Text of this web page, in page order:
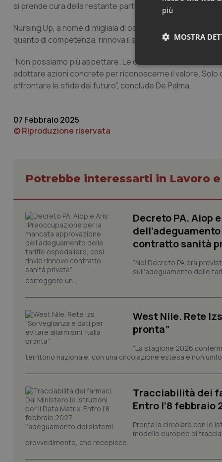
si prende cura della restante parte dei cittadini. Il
Nursing Up, a nome di migliaia di ostetriche, dando
quanto di competenza, rinnova il suo appello al Ministro
“Non possiamo più aspettare. Le ostetriche sono una
adottare azioni concrete per riconoscerne il valore.
affrontare le sfide del futuro”, conclude De Palma.
07 Febbraio 2025
© Riproduzione riservata
Potrebbe interessarti in Lavoro
Decreto PA. Aiop
contratto sanità
“Nel Decreto PA era
sull'adeguamento delle
correggere un...
West Nile. Rete
pronta”
“La stagione 2026
territorio nazionale, con una circolazione estesa e non
Tracciabilità dei
Entro l’8 febbraio
Pronta la circolare con le
modello europeo di
provvedimento, che recepisce...
più
MOSTRA
Nome
tracking-sites-
session-id
PHPSESSID